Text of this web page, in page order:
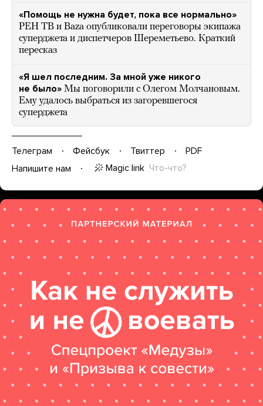
«Помощь не нужна будет, пока все нормально»
РЕН ТВ и Baza опубликовали переговоры экипажа
суперджета и диспетчеров Шереметьево. Краткий
пересказ
«Я шел последним. За мной уже никого
не было» Мы поговорили с Олегом Молчановым.
Ему удалось выбраться из загоревшегося
суперджета
Телеграм Фейсбук Твиттер
PDF
Напишите нам
Magic link Что-что?